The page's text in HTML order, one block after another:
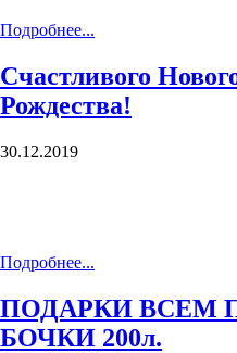
Подробнее...
Счастливого
Рождества!
30.12.2019
Подробнее...
ПОДАРКИ ВСЕМ
БОЧКИ 200л.